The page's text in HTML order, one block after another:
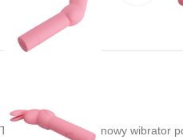
Ten elegancki, silikonowy wibrator